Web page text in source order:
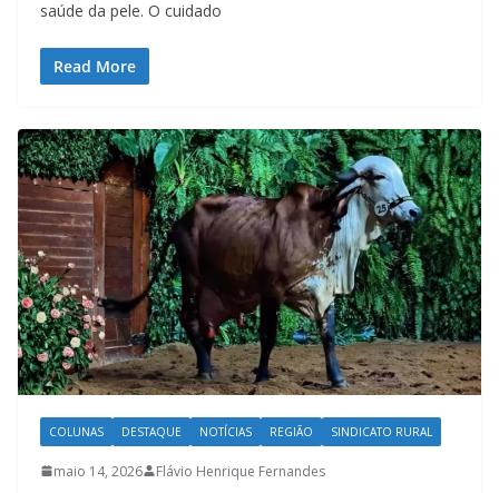
saúde da pele. O cuidado
Read More
COLUNAS DESTAQUE NOTÍCIAS REGIÃO SINDICATO RURAL
maio 14, 2026 Flávio Henrique Fernandes